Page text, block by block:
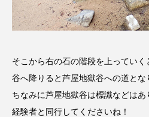
SPOTTED PRODUCTIONS/
This is SUEKI We Live In
youtube Yukoの子連れハ
そこから右の石の階段を上ってい
谷へ降りると芦屋地獄谷への道とな
ちなみに芦屋地獄谷は標識などは
経験者と同行してくださいね！